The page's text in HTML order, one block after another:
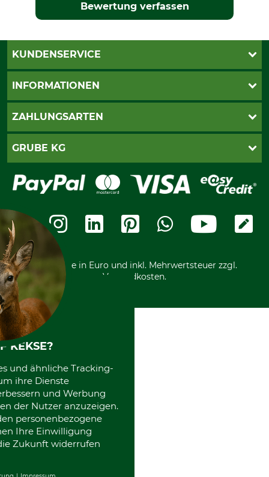
Bewertung verfassen
KUNDENSERVICE
Live-Shopping
Seilwindenprüfung
Cookie-Einstellungen
INFORMATIONEN
AGB
Bestellung widerrufen
Widerrufsformular
Kostenloser Rückversand
Nachhaltigkeit
Entsorgung und Umwelt
Datenschutz Print
ZAHLUNGSARTEN
PayPal
Bankeinzug
Ratenkauf
Vorkasse
GRUBE KG
Leitbild
Karriere
Ladengeschäft
Motorgeräteshop
Über uns
Community
International
Kooperationen
Alle Preise in Euro und inkl. Mehrwertsteuer zzgl.
Versandkosten.
KEKSE?
und ähnliche Tracking-
ihre Dienste
und Werbung
der Nutzer anzuzeigen.
personenbezogene
Ihre Einwilligung
Zukunft widerrufen